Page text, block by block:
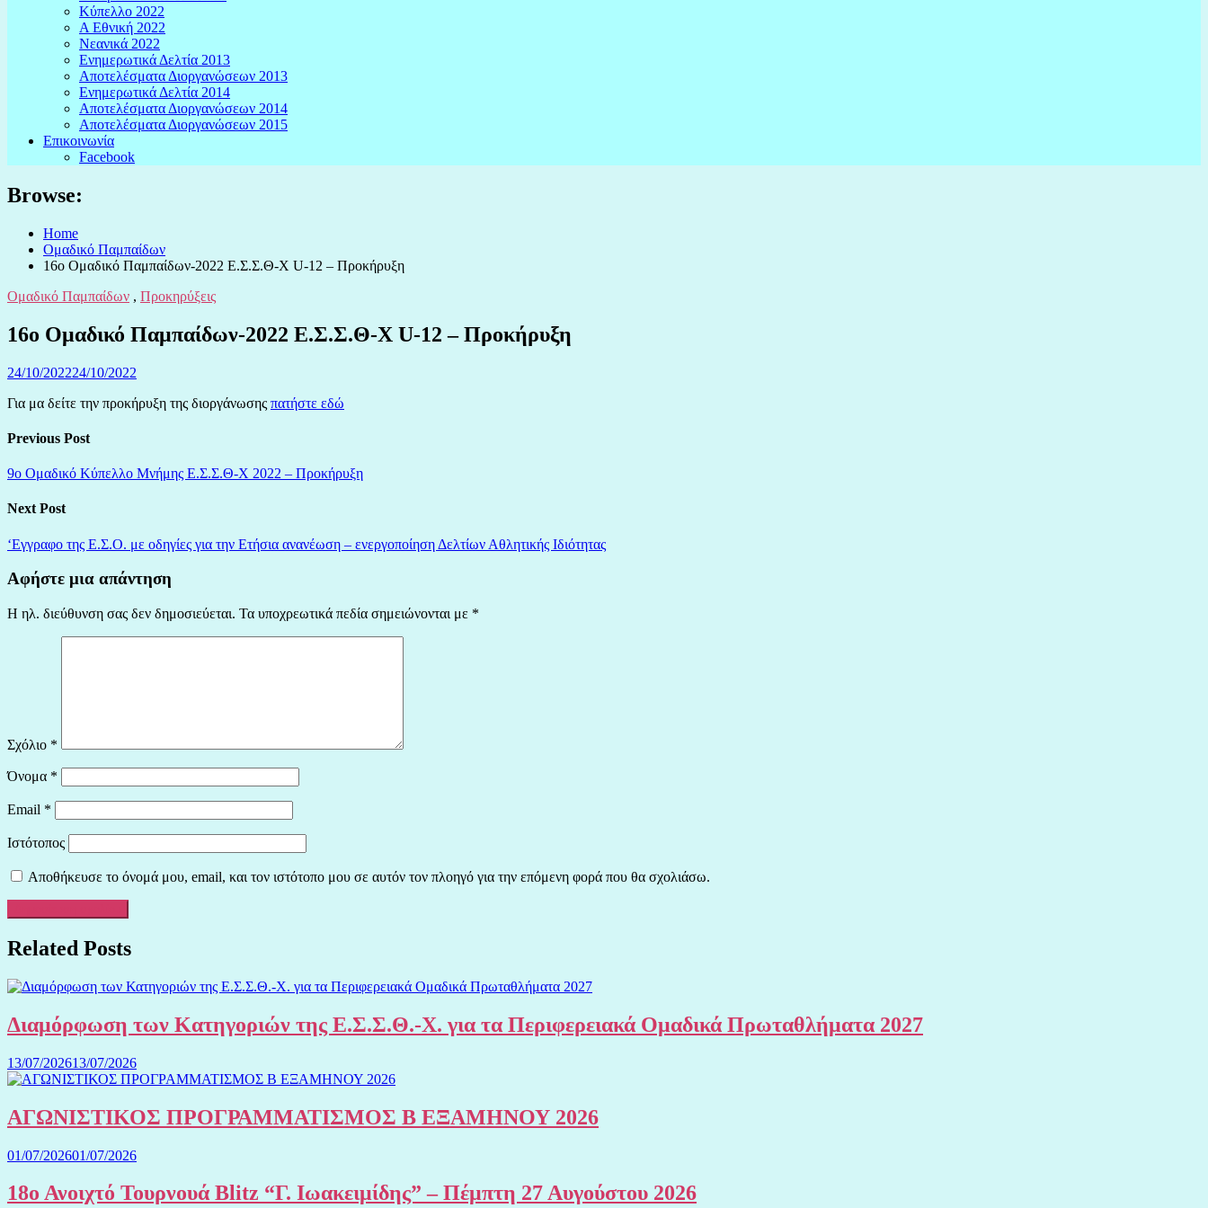
Κύπελλο 2022
Α Εθνική 2022
Νεανικά 2022
Ενημερωτικά Δελτία 2013
Αποτελέσματα Διοργανώσεων 2013
Ενημερωτικά Δελτία 2014
Αποτελέσματα Διοργανώσεων 2014
Αποτελέσματα Διοργανώσεων 2015
Επικοινωνία
Facebook
Browse:
Home
Ομαδικό Παμπαίδων
16ο Ομαδικό Παμπαίδων-2022 Ε.Σ.Σ.Θ-Χ U-12 – Προκήρυξη
Ομαδικό Παμπαίδων , Προκηρύξεις
16ο Ομαδικό Παμπαίδων-2022 Ε.Σ.Σ.Θ-Χ U-12 – Προκήρυξη
24/10/202224/10/2022
Για μα δείτε την προκήρυξη της διοργάνωσης πατήστε εδώ
Previous Post
9ο Ομαδικό Κύπελλο Μνήμης Ε.Σ.Σ.Θ-Χ 2022 – Προκήρυξη
Next Post
‘Εγγραφο της Ε.Σ.Ο. με οδηγίες για την Ετήσια ανανέωση – ενεργοποίηση Δελτίων Αθλητικής Ιδιότητας
Αφήστε μια απάντηση
Η ηλ. διεύθυνση σας δεν δημοσιεύεται. Τα υποχρεωτικά πεδία σημειώνονται με *
Σχόλιο *
Όνομα *
Email *
Ιστότοπος
Αποθήκευσε το όνομά μου, email, και τον ιστότοπο μου σε αυτόν τον πλοηγό για την επόμενη φορά που θα σχολιάσω.
Related Posts
Διαμόρφωση των Κατηγοριών της Ε.Σ.Σ.Θ.-Χ. για τα Περιφερειακά Ομαδικά Πρωταθλήματα 2027
13/07/202613/07/2026
ΑΓΩΝΙΣΤΙΚΟΣ ΠΡΟΓΡΑΜΜΑΤΙΣΜΟΣ Β ΕΞΑΜΗΝΟΥ 2026
01/07/202601/07/2026
18ο Ανοιχτό Τουρνουά Blitz “Γ. Ιωακειμίδης” – Πέμπτη 27 Αυγούστου 2026